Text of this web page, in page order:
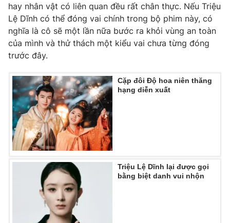
THỜI BÁO VTV
Theo dõi báo trên
Cơ quan chủ quản:Đài Truyền hình Việt Nam
Cơ quan báo chí:Thời báo VTV
Giấy phép hoạt động báo in và báo điện tử số 483/GP-BTTTT
cấp ngày 29/12/2023
Tổng Biên tập: Vũ Thanh Thủy
Phó Tổng Biên tập:Nguyễn Thị Mỹ Hạnh, Phạm Quốc Thắng,
Nguyễn Trọng Ninh
Tổng đài VTV:024.38 355 931 - 024.38 355 932
hay nhân vật có liên quan đều rất chân thực. Nếu Triệu
Lệ Dĩnh có thể đóng vai chính trong bộ phim này, có
nghĩa là cô sẽ một lần nữa bước ra khỏi vùng an toàn
của mình và thử thách một kiểu vai chưa từng đóng
trước đây.
Cặp đôi Độ hoa niên thăng
hạng diễn xuất
Triệu Lệ Dĩnh lại được gọi
bằng biệt danh vui nhộn